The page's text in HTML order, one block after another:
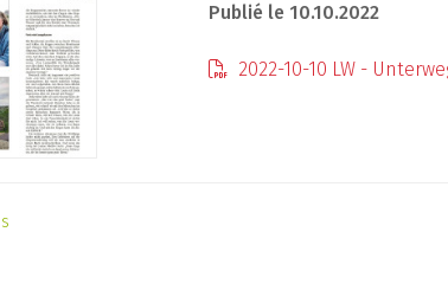
Publié le 10.10.2022
2022-10-10 LW -